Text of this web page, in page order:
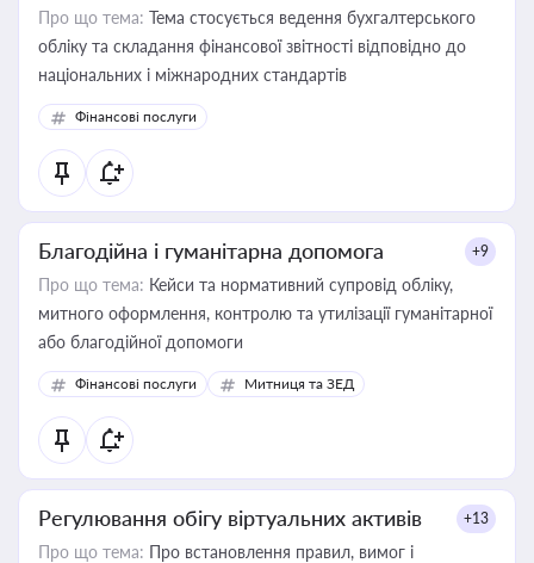
Про що тема: Тема стосується ведення бухгалтерського
обліку та складання фінансової звітності відповідно до
національних і міжнародних стандартів
Фінансові послуги
Благодійна і гуманітарна допомога +9
Про що тема: Кейси та нормативний супровід обліку,
митного оформлення, контролю та утилізації гуманітарної
або благодійної допомоги
Фінансові послуги Митниця та ЗЕД
Регулювання обігу віртуальних активів +13
Про що тема: Про встановлення правил, вимог і